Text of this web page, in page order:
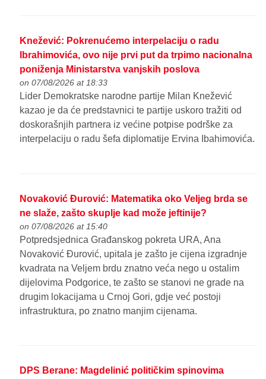
Knežević: Pokrenućemo interpelaciju o radu
Ibrahimovića, ovo nije prvi put da trpimo nacionalna
poniženja Ministarstva vanjskih poslova
on 07/08/2026 at 18:33
Lider Demokratske narodne partije Milan Knežević
kazao je da će predstavnici te partije uskoro tražiti od
doskorašnjih partnera iz većine potpise podrške za
interpelaciju o radu šefa diplomatije Ervina Ibahimovića.
Novaković Đurović: Matematika oko Veljeg brda se
ne slaže, zašto skuplje kad može jeftinije?
on 07/08/2026 at 15:40
Potpredsjednica Građanskog pokreta URA, Ana
Novaković Đurović, upitala je zašto je cijena izgradnje
kvadrata na Veljem brdu znatno veća nego u ostalim
dijelovima Podgorice, te zašto se stanovi ne grade na
drugim lokacijama u Crnoj Gori, gdje već postoji
infrastruktura, po znatno manjim cijenama.
DPS Berane: Magdelinić političkim spinovima